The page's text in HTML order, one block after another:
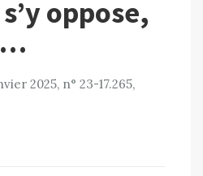
oppose,
2025, n° 23-17.265,